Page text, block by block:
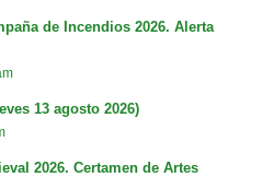
de Incendios 2026. Alerta
13 agosto 2026)
2026. Certamen de Artes